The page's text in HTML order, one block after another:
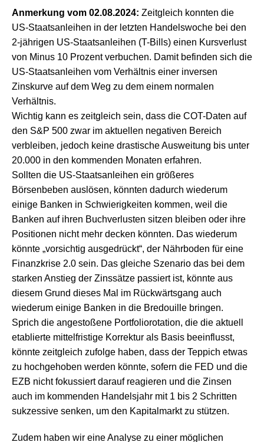
Anmerkung vom 02.08.2024: Zeitgleich konnten die
US-Staatsanleihen in der letzten Handelswoche bei den
2-jährigen US-Staatsanleihen (T-Bills) einen Kursverlust
von Minus 10 Prozent verbuchen. Damit befinden sich die
US-Staatsanleihen vom Verhältnis einer inversen
Zinskurve auf dem Weg zu dem einem normalen
Verhältnis.
Wichtig kann es zeitgleich sein, dass die COT-Daten auf
den S&P 500 zwar im aktuellen negativen Bereich
verbleiben, jedoch keine drastische Ausweitung bis unter
20.000 in den kommenden Monaten erfahren.
Sollten die US-Staatsanleihen ein größeres
Börsenbeben auslösen, könnten dadurch wiederum
einige Banken in Schwierigkeiten kommen, weil die
Banken auf ihren Buchverlusten sitzen bleiben oder ihre
Positionen nicht mehr decken könnten. Das wiederum
könnte „vorsichtig ausgedrückt“, der Nährboden für eine
Finanzkrise 2.0 sein. Das gleiche Szenario das bei dem
starken Anstieg der Zinssätze passiert ist, könnte aus
diesem Grund dieses Mal im Rückwärtsgang auch
wiederum einige Banken in die Bredouille bringen.
Sprich die angestoßene Portfoliorotation, die die aktuell
etablierte mittelfristige Korrektur als Basis beeinflusst,
könnte zeitgleich zufolge haben, dass der Teppich etwas
zu hochgehoben werden könnte, sofern die FED und die
EZB nicht fokussiert darauf reagieren und die Zinsen
auch im kommenden Handelsjahr mit 1 bis 2 Schritten
sukzessive senken, um den Kapitalmarkt zu stützen.
Zudem haben wir eine Analyse zu einer möglichen